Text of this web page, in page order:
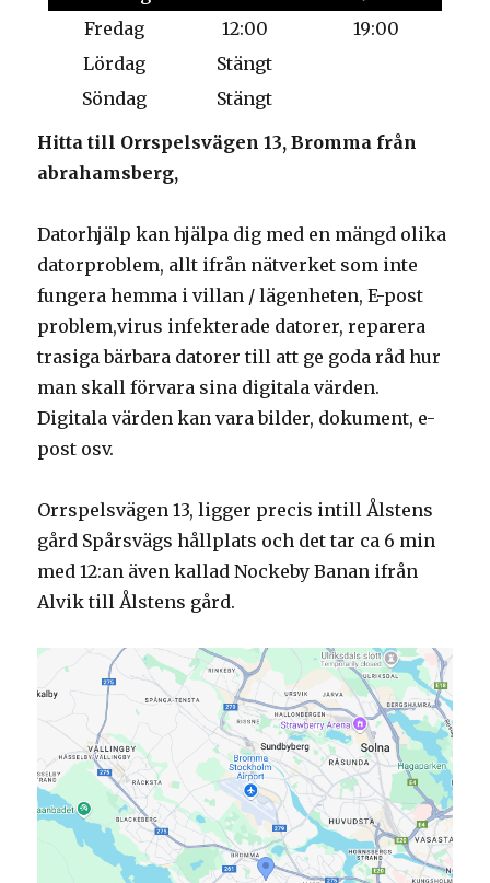
Fredag
12:00
19:00
Lördag
Stängt
Söndag
Stängt
Hitta till Orrspelsvägen 13, Bromma från
abrahamsberg,
Datorhjälp kan hjälpa dig med en mängd olika
datorproblem, allt ifrån nätverket som inte
fungera hemma i villan / lägenheten, E-post
problem,virus infekterade datorer, reparera
trasiga bärbara datorer till att ge goda råd hur
man skall förvara sina digitala värden.
Digitala värden kan vara bilder, dokument, e-
post osv.
Orrspelsvägen 13, ligger precis intill Ålstens
gård Spårsvägs hållplats och det tar ca 6 min
med 12:an även kallad Nockeby Banan ifrån
Alvik till Ålstens gård.